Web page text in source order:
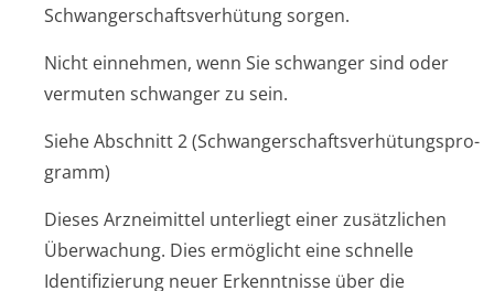
Schwangerschaf­tsverhütung sorgen.
Nicht einnehmen, wenn Sie schwanger sind oder
vermuten schwanger zu sein.
Siehe Abschnitt 2 (Schwangerschaf­tsverhütungspro­
gramm)
Dieses Arzneimittel unterliegt einer zusätzlichen
Überwachung. Dies ermöglicht eine schnelle
Identifizierung neuer Erkenntnisse über die